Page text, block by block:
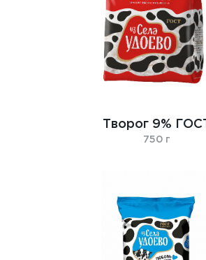
Творог 9% ГOСТ
750 г